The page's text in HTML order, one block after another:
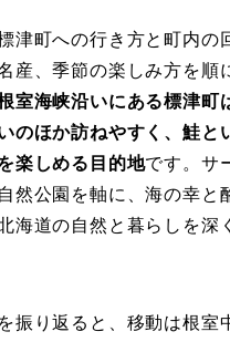
津町への行き方と町内の
産、季節の楽しみ方を順
室海峡沿いにある標津町
のほか訪ねやすく、鮭と
楽しめる目的地です。サ
然公園を軸に、海の幸と
海道の自然と暮らしを深
振り返ると、移動は根室